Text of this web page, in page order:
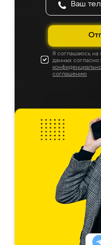
Я соглашаюсь на
данных согласно
соглашению